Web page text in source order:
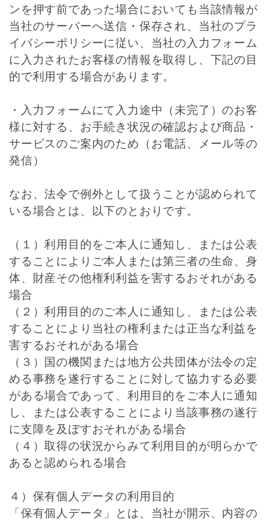
ンを押す前であった場合においても当該情報が
当社のサーバーへ送信・保存され、当社のプラ
イバシーポリシーに従い、当社の入力フォーム
に入力されたお客様の情報を取得し、下記の目
的で利用する場合があります。
・入力フォームにて入力途中（未完了）のお客
様に対する、お手続き状況の確認および商品・
サービスのご案内のため（お電話、メール等の
発信）
なお、法令で例外として扱うことが認められて
いる場合とは、以下のとおりです。
（１）利用目的をご本人に通知し、または公表
することによりご本人または第三者の生命、身
体、財産その他権利利益を害するおそれがある
場合
（２）利用目的のご本人に通知し、または公表
することにより当社の権利または正当な利益を
害するおそれがある場合
（３）国の機関または地方公共団体が法令の定
める事務を遂行することに対して協力する必要
がある場合であって、利用目的をご本人に通知
し、または公表することにより当該事務の遂行
に支障を及ぼすおそれがある場合
（４）取得の状況からみて利用目的が明らかで
あると認められる場合
４）保有個人データの利用目的
「保有個人データ」とは、当社が開示、内容の